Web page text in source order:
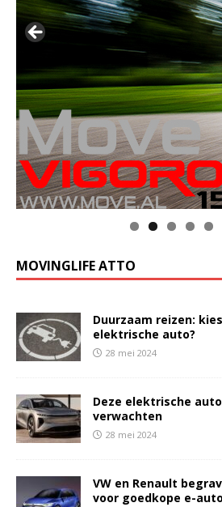
MOVINGLIFE ATTO
Duurzaam reizen:
elektrische auto?
28 mei 2024
Deze elektrische
verwachten
28 mei 2024
VW en Renault
voor goedkope e-